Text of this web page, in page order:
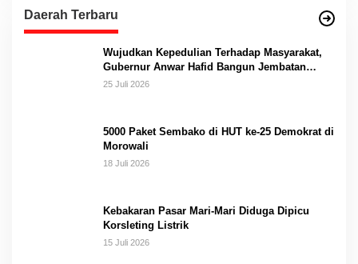
Daerah Terbaru
Wujudkan Kepedulian Terhadap Masyarakat,
Gubernur Anwar Hafid Bangun Jembatan
Gantung Masungkang dengan Dana Pribadi
25 Juli 2026
5000 Paket Sembako di HUT ke-25 Demokrat di
Morowali
18 Juli 2026
Kebakaran Pasar Mari-Mari Diduga Dipicu
Korsleting Listrik
15 Juli 2026